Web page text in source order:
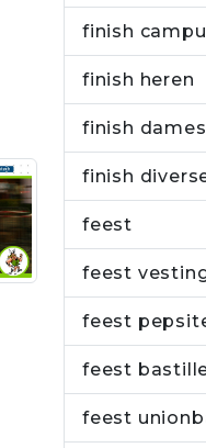
finish
finish heren
finish dames
finish
feest
feest
feest
feest
feest